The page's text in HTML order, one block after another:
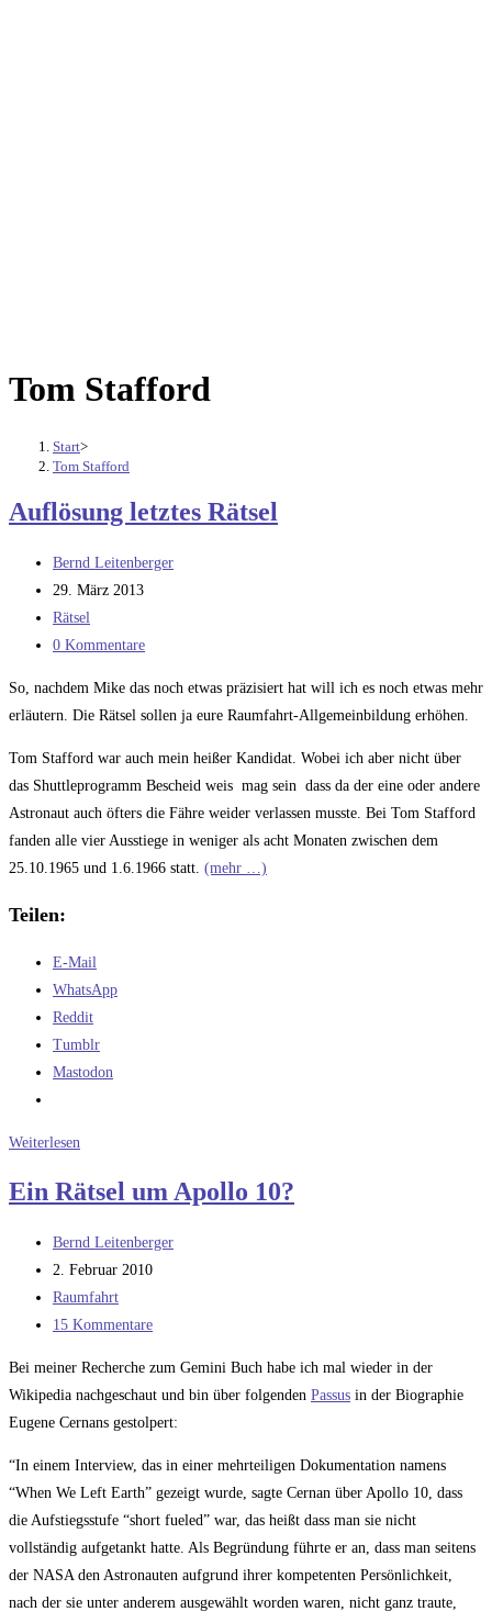
Tom Stafford
Start>
Tom Stafford
Auflösung letztes Rätsel
Beitrags-
Autor:
Bernd Leitenberger
Beitrag
veröffentlicht:
29. März 2013
Beitrags-
Kategorie:
Rätsel
Beitrags-
0 Kommentare
So, nachdem Mike das noch etwas präzisiert hat will ich es noch etwas mehr
erläutern. Die Rätsel sollen ja eure Raumfahrt-Allgemeinbildung erhöhen.
Tom Stafford war auch mein heißer Kandidat. Wobei ich aber nicht über
das Shuttleprogramm Bescheid weis mag sein dass da der eine oder andere
Astronaut auch öfters die Fähre weider verlassen musste. Bei Tom Stafford
fanden alle vier Ausstiege in weniger als acht Monaten zwischen dem
25.10.1965 und 1.6.1966 statt. (mehr …)
Teilen:
E-Mail
WhatsApp
Reddit
Tumblr
Mastodon
Weiterlesen
Rätsel
Ein Rätsel um Apollo 10?
Beitrags-
Autor:
Bernd Leitenberger
Beitrag
veröffentlicht:
2. Februar 2010
Beitrags-
Kategorie:
Raumfahrt
Beitrags-
15 Kommentare
Bei meiner Recherche zum Gemini Buch habe ich mal wieder in der
Wikipedia nachgeschaut und bin über folgenden Passus in der Biographie
Eugene Cernans gestolpert:
“In einem Interview, das in einer mehrteiligen Dokumentation namens
“When We Left Earth” gezeigt wurde, sagte Cernan über Apollo 10, dass
die Aufstiegsstufe “short fueled” war, das heißt dass man sie nicht
vollständig aufgetankt hatte. Als Begründung führte er an, dass man seitens
der NASA den Astronauten aufgrund ihrer kompetenten Persönlichkeit,
nach der sie unter anderem ausgewählt worden waren, nicht ganz traute,